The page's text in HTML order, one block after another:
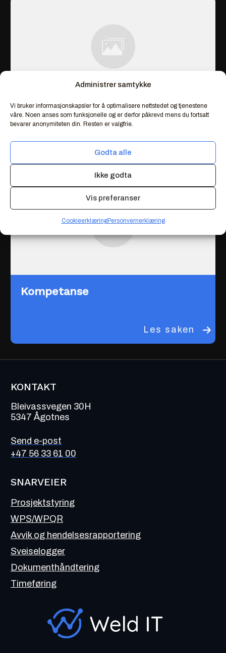
Administrer samtykke
Vi bruker informasjonskapsler for å optimalisere nettstedet og tjenestene
våre. Noen anses som funksjonelle og er derfor påkrevd mens du fortsatt
bevarer anonymiteten din. Resten er valgfrie.
Godta alle
Ikke godta
Vis preferanser
CookieerklæringPersonvernerklæring
Utstyrsregister
Kompetanse
Les saken
KONTAKT
Bleivassvegen 30H
5347 Ågotnes
Send e-post
+47 56 33 61 00
SNARVEIER
Prosjektstyring
WPS/WPQR
Avvik og hendelsesrapportering
Sveiselogger
Dokumenthåndtering
Timeføring